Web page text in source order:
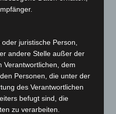
juristische Person,
andere Stelle außer der
Verantwortlichen, dem
Personen, die unter der
des Verantwortlichen
befugt sind, die
zu verarbeiten.